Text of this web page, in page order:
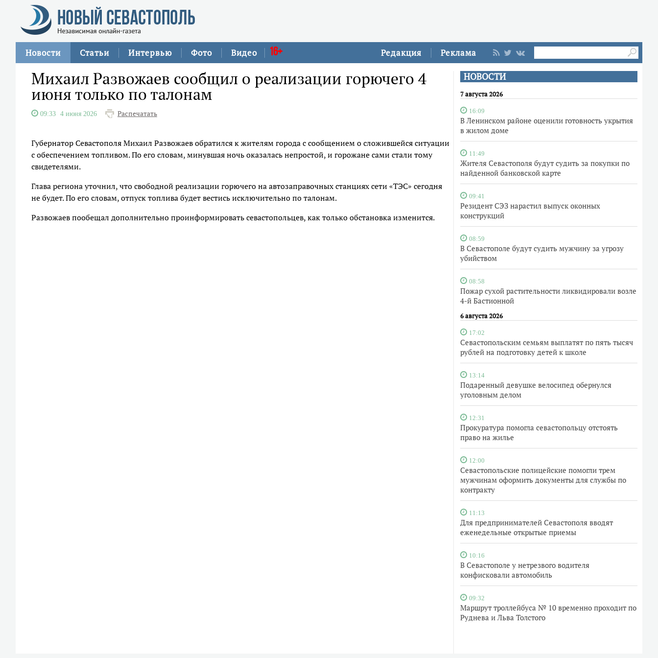
Редакция Реклама
Новости Статьи Интервью Фото Видео 16+
НОВОСТИ
7 августа 2026
16:09
В Ленинском районе оценили готовность укрытия
в жилом доме
11:49
Жителя Севастополя будут судить за покупки по
найденной банковской карте
09:41
Резидент СЭЗ нарастил выпуск оконных
конструкций
08:59
В Севастополе будут судить мужчину за угрозу
убийством
08:58
Пожар сухой растительности ликвидировали возле
4-й Бастионной
6 августа 2026
17:02
Севастопольским семьям выплатят по пять тысяч
рублей на подготовку детей к школе
13:14
Подаренный девушке велосипед обернулся
уголовным делом
12:31
Прокуратура помогла севастопольцу отстоять
право на жилье
12:00
Севастопольские полицейские помогли трем
мужчинам оформить документы для службы по
контракту
11:13
Для предпринимателей Севастополя вводят
еженедельные открытые приемы
10:16
В Севастополе у нетрезвого водителя
конфисковали автомобиль
09:32
Маршрут троллейбуса № 10 временно проходит по
Руднева и Льва Толстого
Михаил Развожаев сообщил о реализации горючего 4
июня только по талонам
09:33 4 июня 2026 Распечатать
Губернатор Севастополя Михаил Развожаев обратился к жителям города с сообщением о сложившейся ситуации
с обеспечением топливом. По его словам, минувшая ночь оказалась непростой, и горожане сами стали тому
свидетелями.
Глава региона уточнил, что свободной реализации горючего на автозаправочных станциях сети «ТЭС» сегодня
не будет. По его словам, отпуск топлива будет вестись исключительно по талонам.
Развожаев пообещал дополнительно проинформировать севастопольцев, как только обстановка изменится.